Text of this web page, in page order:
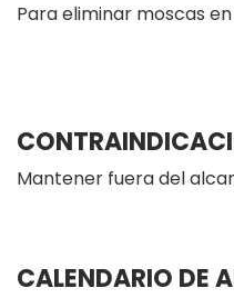
Para eliminar moscas
Mantener fuera del
CALENDARIO DE